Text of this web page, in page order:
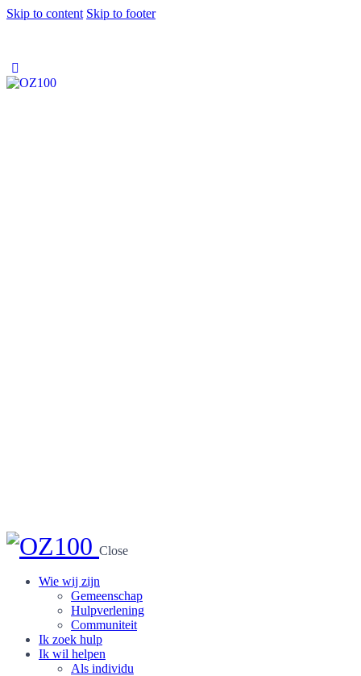
Skip to content Skip to footer
Close
Wie wij zijn
Gemeenschap
Hulpverlening
Communiteit
Ik zoek hulp
Ik wil helpen
Als individu